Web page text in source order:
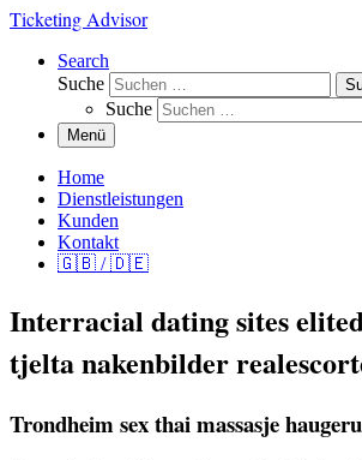
Ticketing Advisor
Search
Suche
Suche
Menü
Home
Dienstleistungen
Kunden
Kontakt
🇬🇧 / 🇩🇪
Interracial dating sites
tjelta nakenbilder
Trondheim sex thai massasje